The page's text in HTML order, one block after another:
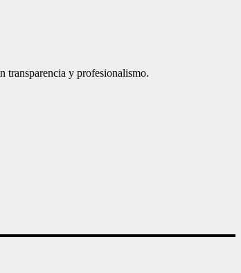
transparencia y profesionalismo.